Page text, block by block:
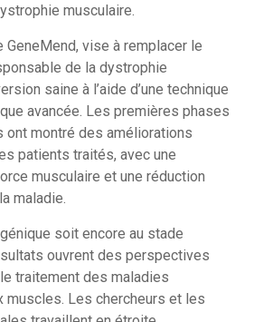
musculaire.
GeneMend, vise à remplacer le
de la dystrophie
saine à l’aide d’une technique
avancée. Les premières phases
montré des améliorations
patients traités, avec une
musculaire et une réduction
maladie.
soit encore au stade
ouvrent des perspectives
traitement des maladies
muscles. Les chercheurs et les